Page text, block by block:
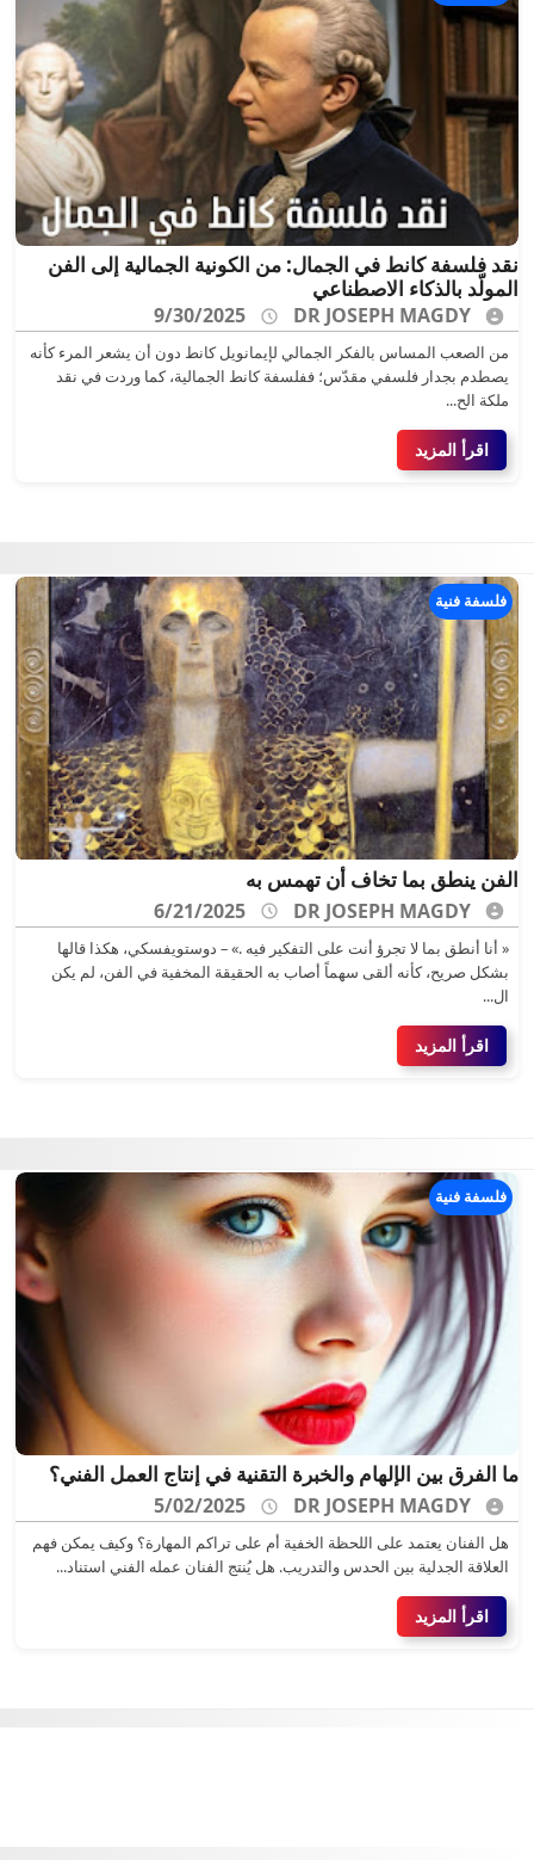
نقد فلسفة كانط في الجمال: من الكونية الجمالية إلى الفن
المولّد بالذكاء الاصطناعي
DR JOSEPH MAGDY
9/30/2025
من الصعب المساس بالفكر الجمالي لإيمانويل كانط دون أن يشعر المرء كأنه
يصطدم بجدار فلسفي مقدّس؛ ففلسفة كانط الجمالية، كما وردت في نقد
ملكة الح...
اقرأ المزيد
فلسفة فنية
الفن ينطق بما تخاف أن تهمس به
DR JOSEPH MAGDY
6/21/2025
« أنا أنطق بما لا تجرؤ أنت على التفكير فيه .» – دوستويفسكي، هكذا قالها
بشكل صريح، كأنه ألقى سهماً أصاب به الحقيقة المخفية في الفن، لم يكن
ال...
اقرأ المزيد
فلسفة فنية
ما الفرق بين الإلهام والخبرة التقنية في إنتاج العمل الفني؟
DR JOSEPH MAGDY
5/02/2025
هل الفنان يعتمد على اللحظة الخفية أم على تراكم المهارة؟ وكيف يمكن فهم
العلاقة الجدلية بين الحدس والتدريب. هل يُنتج الفنان عمله الفني استناد...
اقرأ المزيد